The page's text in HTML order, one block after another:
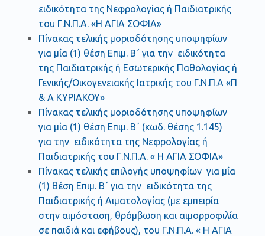
ειδικότητα της Νεφρολογίας ή Παιδιατρικής
του Γ.Ν.Π.Α. «Η ΑΓΙΑ ΣΟΦΙΑ»
Πίνακας τελικής μοριοδότησης υποψηφίων
για μία (1) θέση Επιμ. Β΄ για την ειδικότητα
της Παιδιατρικής ή Εσωτερικής Παθολογίας ή
Γενικής/Οικογενειακής Ιατρικής του Γ.Ν.Π.Α «Π
& Α ΚΥΡΙΑΚΟΥ»
Πίνακας τελικής μοριοδότησης υποψηφίων
για μία (1) θέση Επιμ. Β΄ (κωδ. θέσης 1.145)
για την ειδικότητα της Νεφρολογίας ή
Παιδιατρικής του Γ.Ν.Π.Α. « Η ΑΓΙΑ ΣΟΦΙΑ»
Πίνακας τελικής επιλογής υποψηφίων για μία
(1) θέση Επιμ. Β΄ για την ειδικότητα της
Παιδιατρικής ή Αιματολογίας (με εμπειρία
στην αιμόσταση, θρόμβωση και αιμορροφιλία
σε παιδιά και εφήβους), του Γ.Ν.Π.Α. « Η ΑΓΙΑ